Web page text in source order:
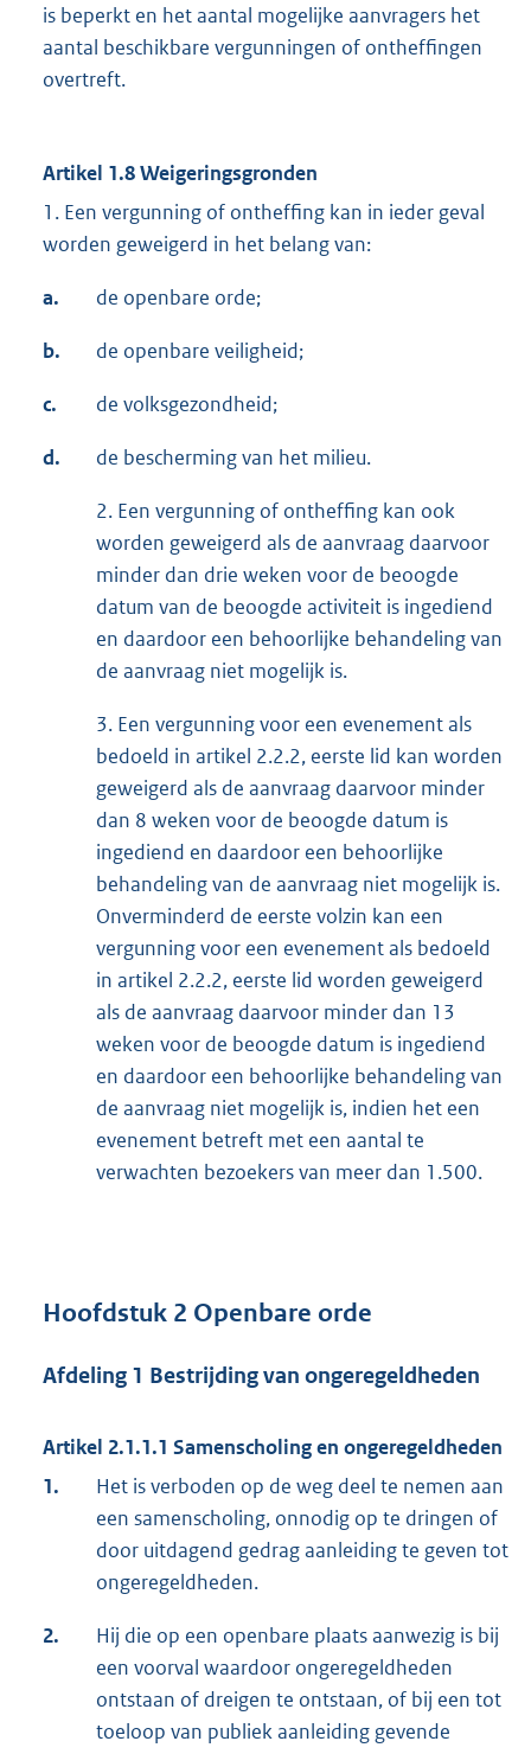
is beperkt en het aantal mogelijke aanvragers het
aantal beschikbare vergunningen of ontheffingen
overtreft.
Artikel 1.8 Weigeringsgronden
1. Een vergunning of ontheffing kan in ieder geval
worden geweigerd in het belang van:
a. de openbare orde;
b. de openbare veiligheid;
c. de volksgezondheid;
d. de bescherming van het milieu.
2. Een vergunning of ontheffing kan ook
worden geweigerd als de aanvraag daarvoor
minder dan drie weken voor de beoogde
datum van de beoogde activiteit is ingediend
en daardoor een behoorlijke behandeling van
de aanvraag niet mogelijk is.
3. Een vergunning voor een evenement als
bedoeld in artikel 2.2.2, eerste lid kan worden
geweigerd als de aanvraag daarvoor minder
dan 8 weken voor de beoogde datum is
ingediend en daardoor een behoorlijke
behandeling van de aanvraag niet mogelijk is.
Onverminderd de eerste volzin kan een
vergunning voor een evenement als bedoeld
in artikel 2.2.2, eerste lid worden geweigerd
als de aanvraag daarvoor minder dan 13
weken voor de beoogde datum is ingediend
en daardoor een behoorlijke behandeling van
de aanvraag niet mogelijk is, indien het een
evenement betreft met een aantal te
verwachten bezoekers van meer dan 1.500.
Hoofdstuk 2 Openbare orde
Afdeling 1 Bestrijding van ongeregeldheden
Artikel 2.1.1.1 Samenscholing en ongeregeldheden
1.
Het is verboden op de weg deel te nemen aan
een samenscholing, onnodig op te dringen of
door uitdagend gedrag aanleiding te geven tot
ongeregeldheden.
2.
Hij die op een openbare plaats aanwezig is bij
een voorval waardoor ongeregeldheden
ontstaan of dreigen te ontstaan, of bij een tot
toeloop van publiek aanleiding gevende